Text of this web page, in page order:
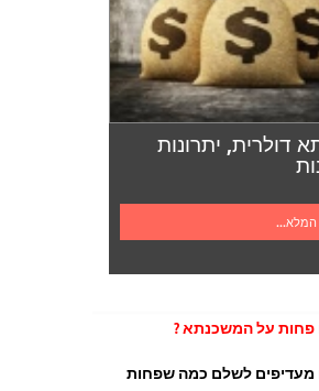
דולרית, יתרונות
פחות על המשכנתא?
מעדיפים לשלם כמה שפחות